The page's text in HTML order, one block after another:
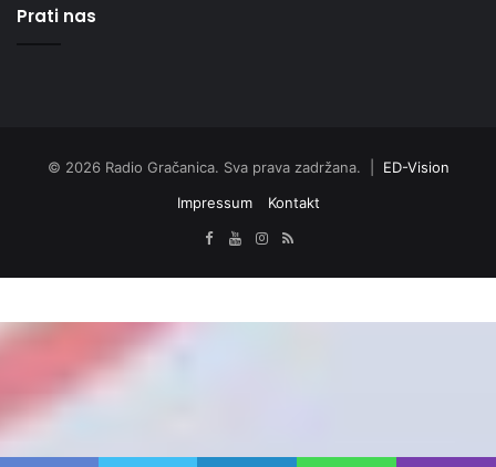
Prati nas
© 2026 Radio Gračanica. Sva prava zadržana. | ED-Vision
Impressum
Kontakt